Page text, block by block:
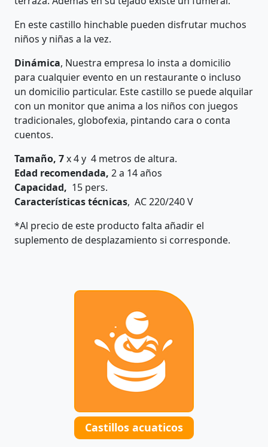
En este castillo hinchable pueden disfrutar muchos
niños y niñas a la vez.
Dinámica, Nuestra empresa lo insta a domicilio
para cualquier evento en un restaurante o incluso
un domicilio particular. Este castillo se puede alquilar
con un monitor que anima a los niños con juegos
tradicionales, globofexia, pintando cara o conta
cuentos.
Tamaño, 7x 4 y 4 metros de altura.
Edad recomendada, 2 a 14 años
Capacidad, 15 pers.
Características técnicas, AC 220/240 V
*Al precio de este producto falta añadir el
suplemento de desplazamiento si corresponde.
Castillos acuaticos